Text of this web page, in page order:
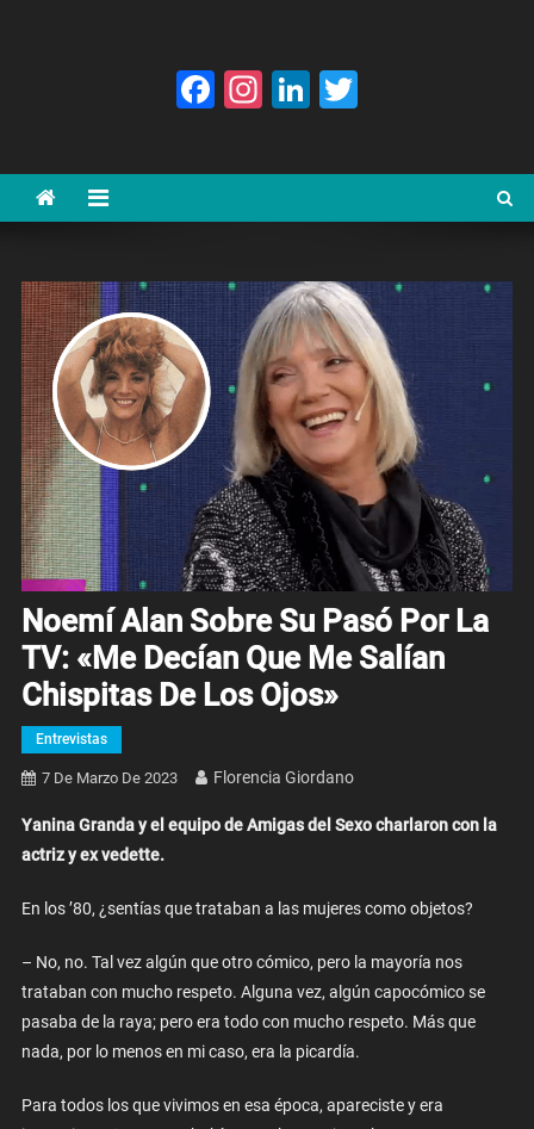
Facebook
Instagram
LinkedIn
Noemí Alan Sobre Su Pasó Por La
TV: «Me Decían Que Me Salían
Chispitas De Los Ojos»
Entrevistas
7 De Marzo De 2023 Florencia Giordano
Yanina Granda y el equipo de Amigas del Sexo charlaron con la
actriz y ex vedette.
En los ’80, ¿sentías que trataban a las mujeres como objetos?
– No, no. Tal vez algún que otro cómico, pero la mayoría nos
trataban con mucho respeto. Alguna vez, algún capocómico se
pasaba de la raya; pero era todo con mucho respeto. Más que
nada, por lo menos en mi caso, era la picardía.
Para todos los que vivimos en esa época, apareciste y era